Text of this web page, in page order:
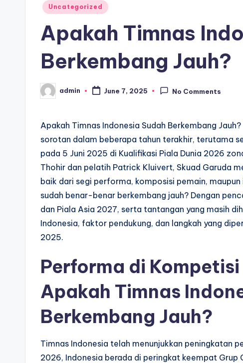
Posted
Uncategorized
Apakah Timnas
Berkembang Jauh?
Posted
by
admin June 7, 2025 No Comments
Apakah Timnas Indonesia Sudah Berkembang Jauh?
sorotan dalam beberapa tahun terakhir, terutama
pada 5 Juni 2025 di Kualifikasi Piala Dunia 2026
Thohir dan pelatih Patrick Kluivert, Skuad Garuda
baik dari segi performa, komposisi pemain,
sudah benar-benar berkembang jauh? Dengan
dan Piala Asia 2027, serta tantangan yang masih
Indonesia, faktor pendukung, dan langkah yang
2025.
Performa di
Apakah Timnas
Berkembang Jauh?
Timnas Indonesia telah menunjukkan peningkatan
2026, Indonesia berada di peringkat keempat Grup